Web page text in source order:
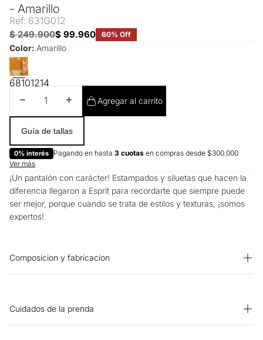
- Amarillo
Ref: 631G012
$ 249.900$ 99.960 60% Off
Color: Amarillo
68101214
Disminuir cantidadAumentar cantidad
Agregar al carrito
Guía de tallas
0% interés Pagando en hasta 3 cuotas en compras desde $300.000
Ver más
¡Un pantalón con carácter! Estampados y siluetas que hacen la
diferencia llegaron a Esprit para recordarte que siempre puede
ser mejor, porque cuando se trata de estilos y texturas, ¡somos
expertos!
Composicion y fabricacion
Cuidados de la prenda